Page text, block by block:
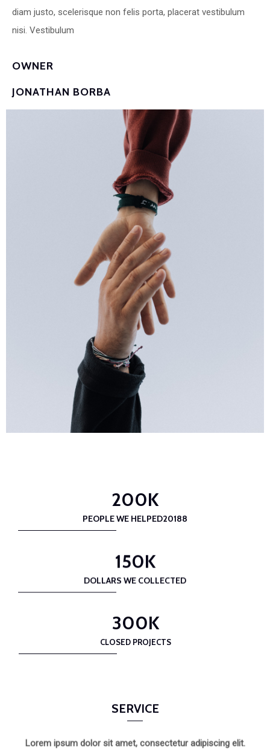
diam justo, scelerisque non felis porta, placerat vestibulum
nisi. Vestibulum
OWNER
JONATHAN BORBA
200K
PEOPLE WE HELPED20188
150K
DOLLARS WE COLLECTED
300K
CLOSED PROJECTS
SERVICE
Lorem ipsum dolor sit amet, consectetur adipiscing elit.